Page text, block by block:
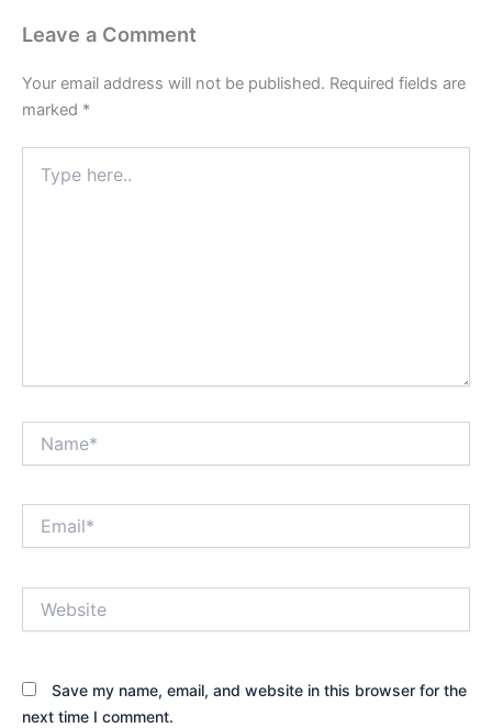
Leave a Comment
Your email address will not be published. Required fields are
marked *
here..
Save my name, email, and website in this browser for the
next time I comment.